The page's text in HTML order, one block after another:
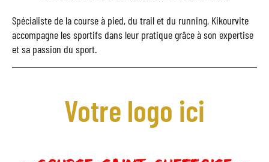
Spécialiste de la course à pied, du trail et du running, Kikourvite
accompagne les sportifs dans leur pratique grâce à son expertise
et sa passion du sport.
Votre logo ici